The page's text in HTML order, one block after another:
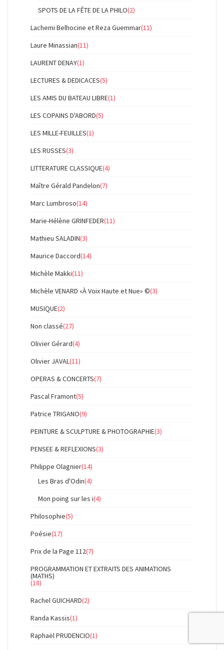
SPOTS DE LA FÊTE DE LA PHILO(2)
Lachemi Belhocine et Reza Guemmar(11)
Laure Minassian(11)
LAURENT DENAY(1)
LECTURES & DEDICACES(5)
LES AMIS DU BATEAU LIBRE(1)
LES COPAINS D'ABORD(5)
LES MILLE-FEUILLES(1)
LES RUSSES(3)
LITTERATURE CLASSIQUE(4)
Maître Gérald Pandelon(7)
Marc Lumbroso(14)
Marie-Hélène GRINFEDER(11)
Mathieu SALADIN(3)
Maurice Daccord(14)
Michèle Makki(11)
Michèle VENARD «À Voix Haute et Nue» ©(3)
MUSIQUE(2)
Non classé(27)
Olivier Gérard(4)
Olivier JAVAL(11)
OPERAS & CONCERTS(7)
Pascal Framont(5)
Patrice TRIGANO(9)
PEINTURE & SCULPTURE & PHOTOGRAPHIE(3)
PENSEE & REFLEXIONS(3)
Philippe Olagnier(14)
Les Bras d'Odin(4)
Mon poing sur les i(4)
Philosophie(5)
Poésie(17)
Prix de la Page 112(7)
PROGRAMMATION ET EXTRAITS DES ANIMATIONS
(MATHS)
(18)
Rachel GUICHARD(2)
Randa Kassis(1)
Raphaël PRUDENCIO(1)